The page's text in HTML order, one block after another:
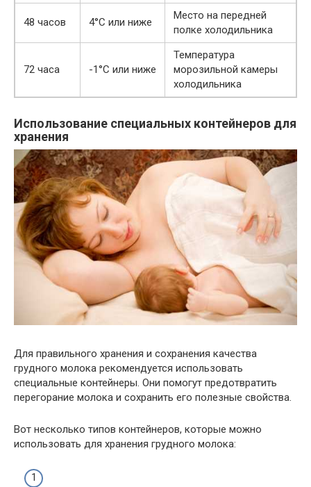
48 часов 4°C или ниже
Место на передней
полке холодильника
72 часа -1°C или ниже
Температура
морозильной камеры
холодильника
Использование специальных контейнеров для
хранения
Для правильного хранения и сохранения качества
грудного молока рекомендуется использовать
специальные контейнеры. Они помогут предотвратить
перегорание молока и сохранить его полезные свойства.
Вот несколько типов контейнеров, которые можно
использовать для хранения грудного молока: